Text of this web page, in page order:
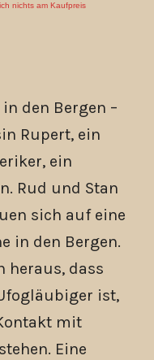
nichts am Kaufpreis
den Bergen –
Rupert, ein
ein
Rud und Stan
sich auf eine
in den Bergen.
heraus, dass
ist,
mit
Eine